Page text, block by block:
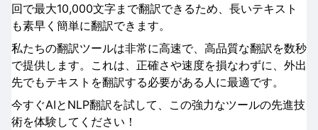
回で最大10,000文字まで翻訳できるため、長いテキスト
も素早く簡単に翻訳できます。
私たちの翻訳ツールは非常に高速で、高品質な翻訳を数秒
で提供します。これは、正確さや速度を損なわずに、外出
先でもテキストを翻訳する必要がある人に最適です。
今すぐAIとNLP翻訳を試して、この強力なツールの先進技
術を体験してください！